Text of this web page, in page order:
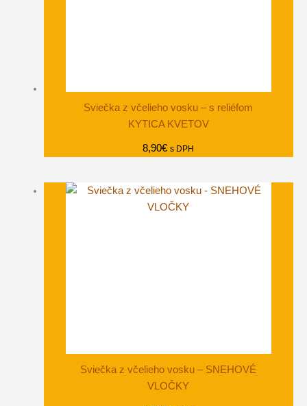
Sviečka z včelieho vosku – s reliéfom
KYTICA KVETOV
8,90€ s DPH
Sviečka z včelieho vosku – SNEHOVÉ
VLOČKY